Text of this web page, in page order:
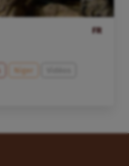
FR
Niger